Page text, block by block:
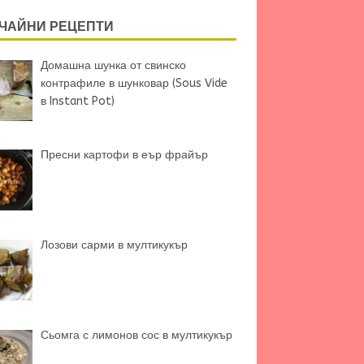
РЕЦЕПТИ
Домашна шунка от свинско
контрафиле в шунковар (Sous Vide
в Instant Pot)
Пресни картофи в еър фрайър
Лозови сарми в мултикукър
Сьомга с лимонов сос в мултикукър